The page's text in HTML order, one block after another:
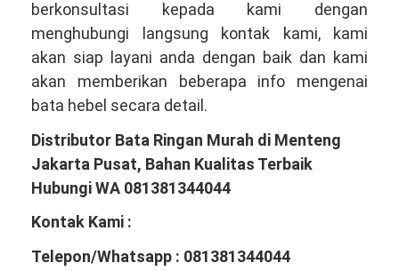
berkonsultasi kepada kami dengan
menghubungi langsung kontak kami, kami
akan siap layani anda dengan baik dan kami
akan memberikan beberapa info mengenai
bata hebel secara detail.
Distributor Bata Ringan Murah di Menteng
Jakarta Pusat, Bahan Kualitas Terbaik
Hubungi WA 081381344044
Kontak Kami :
Telepon/Whatsapp : 081381344044